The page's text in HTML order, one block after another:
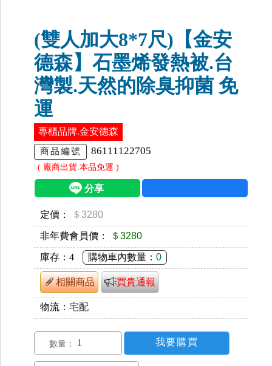
(雙人加大8*7尺)【金安
德森】石墨烯發熱被.台
灣製.天然的除臭抑菌 免
運
專櫃品牌.金安德森
商品編號 86111122705
( 廠商出貨.本品免運 )
定價： ＄3280
非年費會員價： ＄3280
庫存： 4 購物車內數量： 0
相關商品 買貴通報
物流： 宅配
數量：